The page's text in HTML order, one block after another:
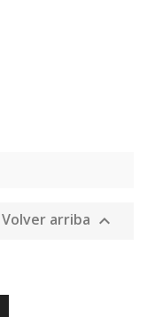
Volver arriba 